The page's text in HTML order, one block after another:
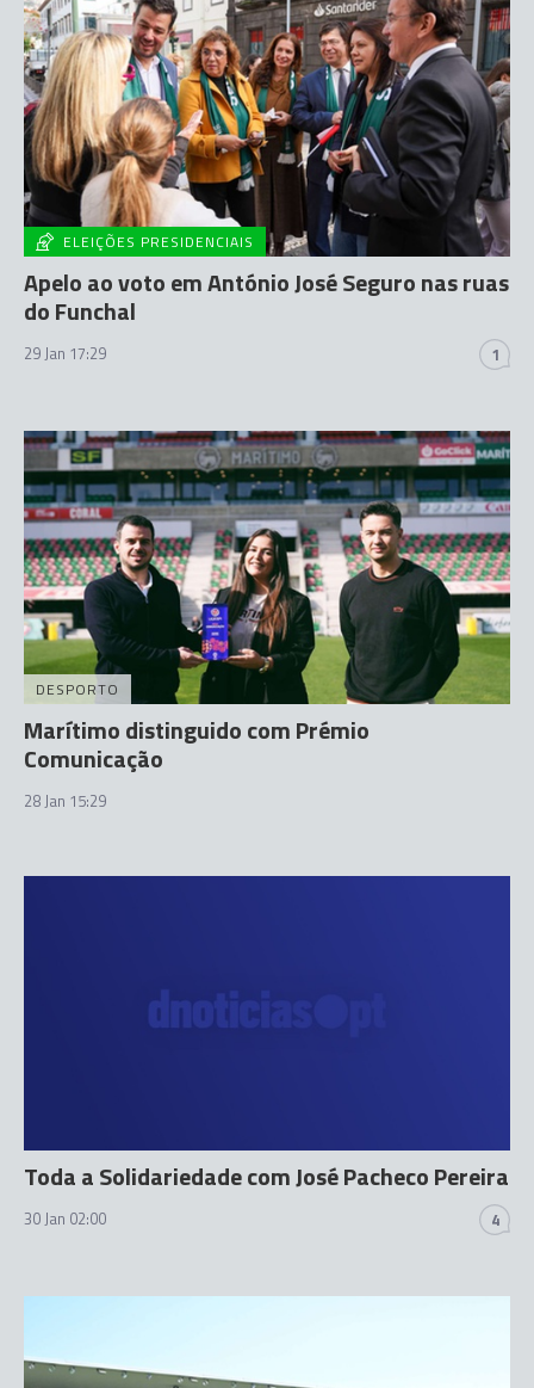
ELEIÇÕES PRESIDENCIAIS
Apelo ao voto em António José Seguro nas ruas
do Funchal
29 Jan 17:29 1
DESPORTO
Marítimo distinguido com Prémio
Comunicação
28 Jan 15:29
Toda a Solidariedade com José Pacheco Pereira
30 Jan 02:00 4